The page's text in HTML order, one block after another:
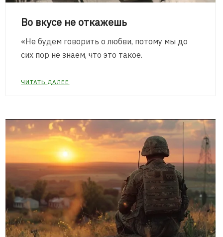
Во вкусе не откажешь
«Не будем говорить о любви, потому мы до
сих пор не знаем, что это такое.
ЧИТАТЬ ДАЛЕЕ